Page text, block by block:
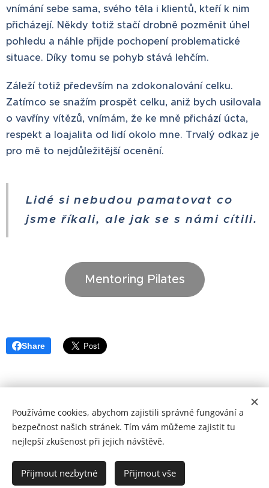
vnímání sebe sama, svého těla i klientů, kteří k nim
přicházejí. Někdy totiž stačí drobně pozměnit úhel
pohledu a náhle přijde pochopení problematické
situace. Díky tomu se pohyb stává lehčím.
Záleží totiž především na zdokonalování celku.
Zatímco se snažím prospět celku, aniž bych usilovala
o vavříny vítězů, vnímám, že ke mně přichází úcta,
respekt a loajalita od lidí okolo mne. Trvalý odkaz je
pro mě to nejdůležitější ocenění.
Lidé si nebudou pamatovat co
jsme říkali, ale jak se s námi cítili.
Mentoring Pilates
Share
© 2026 jana-simkova.cz Všechna práva vyhrazena.
Zásady ochrany osobních údajů • Impressum
Čeština
Deutsch
Používáme cookies, abychom zajistili správné fungování a
bezpečnost našich stránek. Tím vám můžeme zajistit tu
nejlepší zkušenost při jejich návštěvě.
Přijmout nezbytné Přijmout vše